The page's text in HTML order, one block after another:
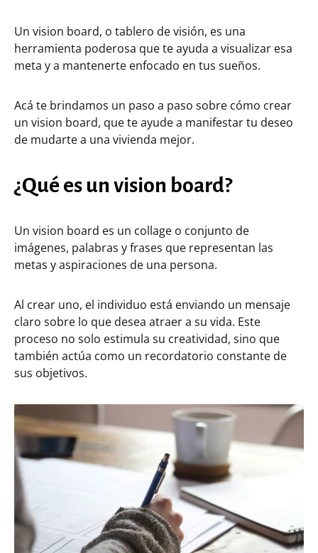
Un vision board, o tablero de visión, es una
herramienta poderosa que te ayuda a visualizar esa
meta y a mantenerte enfocado en tus sueños.
Acá te brindamos un paso a paso sobre cómo crear
un vision board, que te ayude a manifestar tu deseo
de mudarte a una vivienda mejor.
¿Qué es un vision board?
Un vision board es un collage o conjunto de
imágenes, palabras y frases que representan las
metas y aspiraciones de una persona.
Al crear uno, el individuo está enviando un mensaje
claro sobre lo que desea atraer a su vida. Este
proceso no solo estimula su creatividad, sino que
también actúa como un recordatorio constante de
sus objetivos.